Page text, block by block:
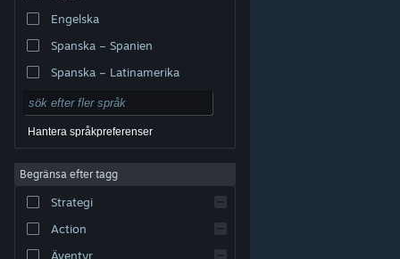
varumärken tillhör respektive ägare i USA och andra
Tillgänglighet
Återbetalningar|
Engelska
Spanska – Spanien
Spanska – Latinamerika
Hantera språkpreferenser
Begränsa efter tagg
Strategi
Action
Äventyr